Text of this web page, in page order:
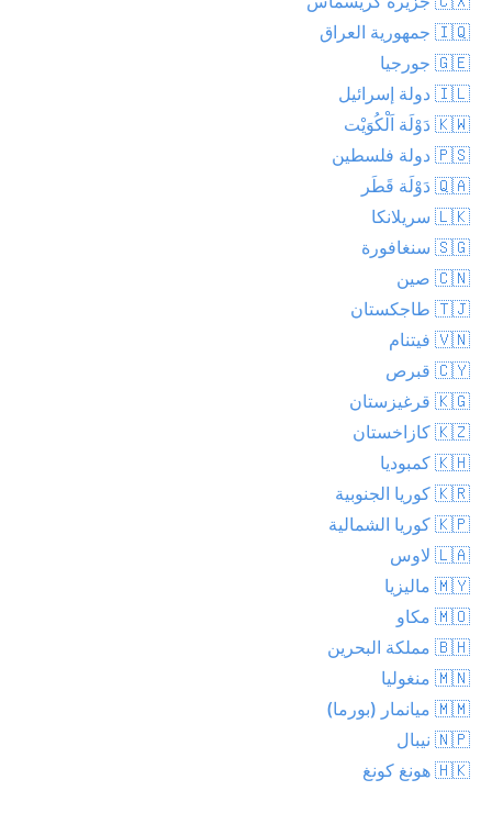
🇮🇶 جمهورية العراق
🇬🇪 جورجيا
🇮🇱 دولة إسرائيل
🇰🇼 دَوْلَة اَلْكُوَيْت
🇵🇸 دولة فلسطين
🇶🇦 دَوْلَة قَطَر
🇱🇰 سريلانكا
🇸🇬 سنغافورة
🇨🇳 صين
🇹🇯 طاجكستان
🇻🇳 فيتنام
🇨🇾 قبرص
🇰🇬 قرغيزستان
🇰🇿 كازاخستان
🇰🇭 كمبوديا
🇰🇷 كوريا الجنوبية
🇰🇵 كوريا الشمالية
🇱🇦 لاوس
🇲🇾 ماليزيا
🇲🇴 مكاو
🇧🇭 مملكة البحرين
🇲🇳 منغوليا
🇲🇲 ميانمار (بورما)
🇳🇵 نيبال
🇭🇰 هونغ كونغ